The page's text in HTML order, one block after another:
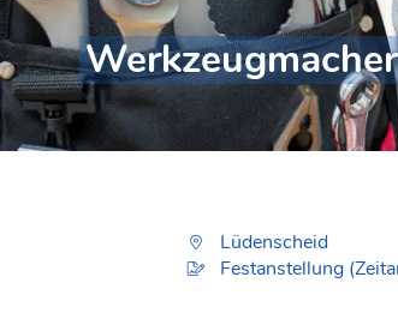
Lüdenscheid
Festanstellung